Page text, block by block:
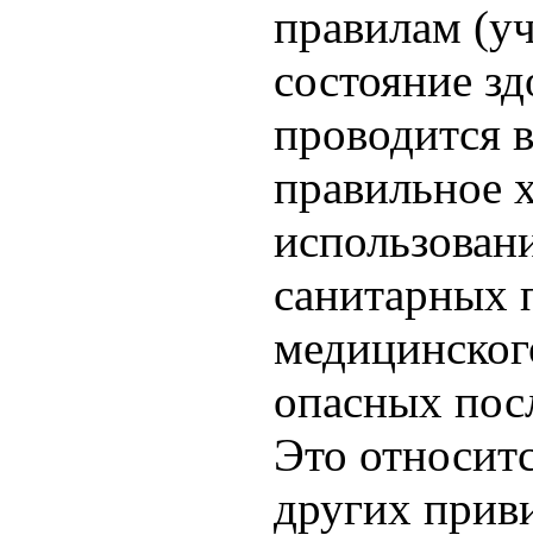
правилам
состояние
проводится
правильное
санитарных
опасных
Это
других